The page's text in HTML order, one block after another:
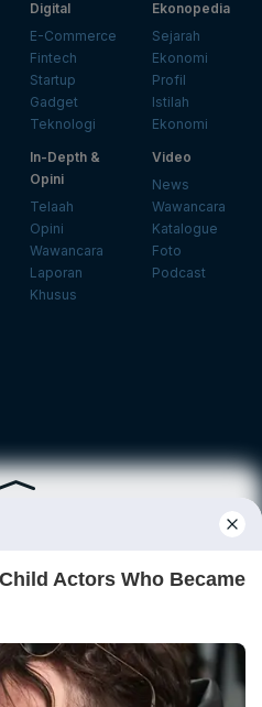
Digital
E-Commerce
Fintech
Startup
Gadget
Teknologi
Ekonopedia
Sejarah
Ekonomi
Profil
Istilah
Ekonomi
In-Depth &
Opini
Telaah
Opini
Wawancara
Laporan
Khusus
Video
News
Wawancara
Katalogue
Foto
Podcast
Daftar